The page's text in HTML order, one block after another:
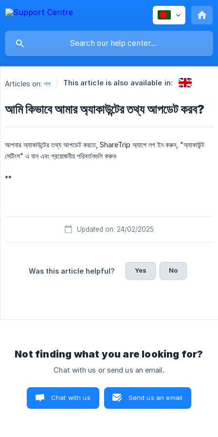
Articles on: শপ This article is also available in:
আমি কিভাবে আমার অ্যাকাউন্টের তথ্য আপডেট করব?
আপনার অ্যাকাউন্টের তথ্য আপডেট করতে, ShareTrip অ্যাপে লগ ইন করুন, "অ্যাকাউন্ট
সেটিংস" এ যান এবং প্রয়োজনীয় পরিবর্তনগুলি করুন৷
**
Updated on: 24/02/2025
Was this article helpful? Yes No
Not finding what you are looking for?
Chat with us or send us an email.
Chat with us Send us an email